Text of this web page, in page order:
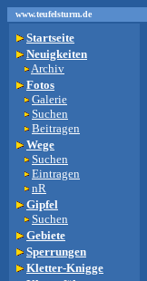
www.teufelsturm.de
Startseite
Neuigkeiten
Archiv
Fotos
Galerie
Suchen
Beitragen
Wege
Suchen
Eintragen
nR
Gipfel
Suchen
Gebiete
Sperrungen
Kletter-Knigge